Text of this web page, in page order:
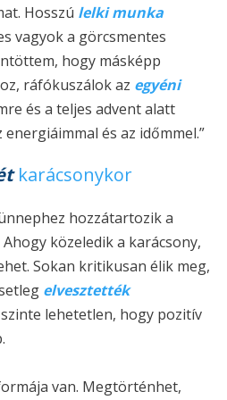
Hosszú lelki munka
vagyok a görcsmentes
hogy másképp
ráfókuszálok az egyéni
és a teljes advent alatt
és az időmmel.”
karácsonykor
hozzátartozik a
Ahogy közeledik a karácsony,
Sokan kritikusan élik meg,
elvesztették
lehetetlen, hogy pozitív
van. Megtörténhet,